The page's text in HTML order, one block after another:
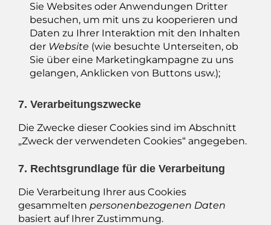
Sie Websites oder Anwendungen Dritter
besuchen, um mit uns zu kooperieren und
Daten zu Ihrer Interaktion mit den Inhalten
der Website (wie besuchte Unterseiten, ob
Sie über eine Marketingkampagne zu uns
gelangen, Anklicken von Buttons usw.);
7. Verarbeitungszwecke
Die Zwecke dieser Cookies sind im Abschnitt
„Zweck der verwendeten Cookies“ angegeben.
7. Rechtsgrundlage für die Verarbeitung
Die Verarbeitung Ihrer aus Cookies
gesammelten personenbezogenen Daten
basiert auf Ihrer Zustimmung.